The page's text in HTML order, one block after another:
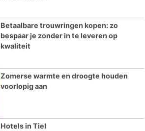
Betaalbare trouwringen kopen: zo
bespaar je zonder in te leveren op
kwaliteit
Zomerse warmte en droogte houden
voorlopig aan
Hotels in Tiel